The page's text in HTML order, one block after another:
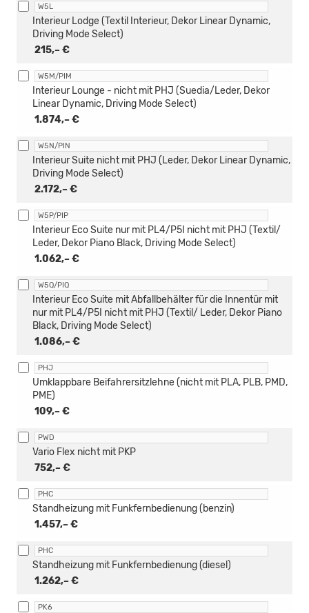
W5L
215,– €
Interieur Lodge (Textil Interieur, Dekor Linear Dynamic,
Driving Mode Select)
W5M/PIM
1.874,– €
Interieur Lounge - nicht mit PHJ (Suedia/Leder, Dekor
Linear Dynamic, Driving Mode Select)
W5N/PIN
2.172,– €
Interieur Suite nicht mit PHJ (Leder, Dekor Linear Dynamic,
Driving Mode Select)
W5P/PIP
1.062,– €
Interieur Eco Suite nur mit PL4/P5I nicht mit PHJ (Textil/
Leder, Dekor Piano Black, Driving Mode Select)
W5Q/PIQ
1.086,– €
Interieur Eco Suite mit Abfallbehälter für die Innentür mit
nur mit PL4/P5I nicht mit PHJ (Textil/ Leder, Dekor Piano
Black, Driving Mode Select)
PHJ
109,– €
Umklappbare Beifahrersitzlehne (nicht mit PLA, PLB, PMD,
PME)
PWD
752,– €
Vario Flex nicht mit PKP
PHC
1.457,– €
Standheizung mit Funkfernbedienung (benzin)
PHC
1.262,– €
Standheizung mit Funkfernbedienung (diesel)
PK6